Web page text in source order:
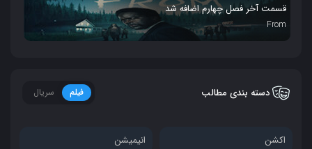
قسمت آخر فصل چهارم اضافه شد
From
دسته بندی مطالب فیلم سریال
اکشن انیمیشن